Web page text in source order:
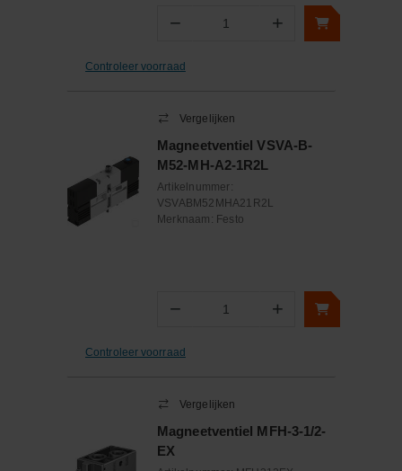
− Aantal +
Controleer voorraad
Vergelijken
Magneetventiel VSVA-B-
M52-MH-A2-1R2L
Artikelnummer:
VSVABM52MHA21R2L
Merknaam: Festo
− Aantal +
Controleer voorraad
Vergelijken
Magneetventiel MFH-3-1/2-
EX